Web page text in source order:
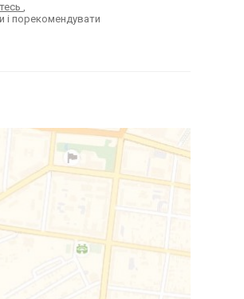
,
і порекомендувати